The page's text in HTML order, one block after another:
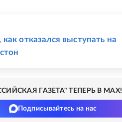
отказался выступать на
ГАЗЕТА" ТЕПЕРЬ В MAX!
Подписывайтесь на нас